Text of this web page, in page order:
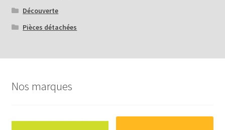
Découverte
Pièces détachées
Nos marques